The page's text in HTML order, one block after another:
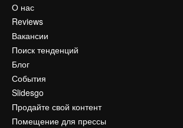
О нас
Reviews
Вакансии
Поиск тенденций
Блог
События
Slidesgo
Продайте свой контент
Помещение для прессы